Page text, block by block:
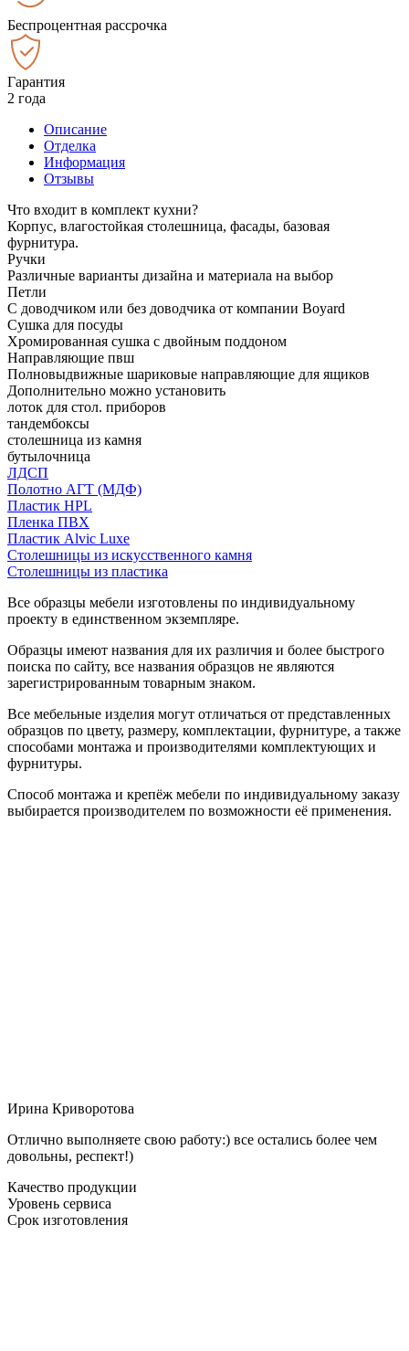
Беспроцентная рассрочка
Гарантия
2 года
Описание
Отделка
Информация
Отзывы
Что входит в комплект кухни?
Корпус, влагостойкая столешница, фасады, базовая
фурнитура.
Ручки
Различные варианты дизайна и материала на выбор
Петли
С доводчиком или без доводчика от компании Boyard
Сушка для посуды
Хромированная сушка с двойным поддоном
Направляющие пвш
Полновыдвижные шариковые направляющие для ящиков
Дополнительно можно установить
лоток для стол. приборов
тандембоксы
столешница из камня
бутылочница
ЛДСП
Полотно АГТ (МДФ)
Пластик HPL
Пленка ПВХ
Пластик Alvic Luxe
Столешницы из искусственного камня
Столешницы из пластика
Все образцы мебели изготовлены по индивидуальному
проекту в единственном экземпляре.
Образцы имеют названия для их различия и более быстрого
поиска по сайту, все названия образцов не являются
зарегистрированным товарным знаком.
Все мебельные изделия могут отличаться от представленных
образцов по цвету, размеру, комплектации, фурнитуре, а также
способами монтажа и производителями комплектующих и
фурнитуры.
Способ монтажа и крепёж мебели по индивидуальному заказу
выбирается производителем по возможности её применения.
Ирина Криворотова
Отлично выполняете свою работу:) все остались более чем
довольны, респект!)
Качество продукции
Уровень сервиса
Срок изготовления